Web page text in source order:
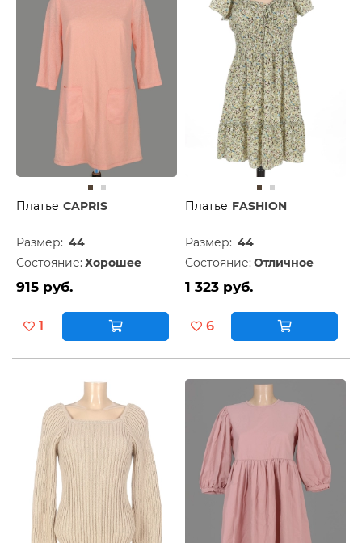
Платье CAPRIS
Размер: 44
Состояние: Хорошее
915 руб.
1
Платье FASHION
Размер: 44
Состояние: Отличное
1 323 руб.
6